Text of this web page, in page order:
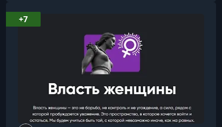
шаг за шагом рассмотрим, как формируется
мужская идентичность и почему сегодня она
переживает серьёзный кризис. Участники
узнают, в чём заключает
+7